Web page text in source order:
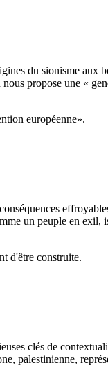
du sionisme
propose une «
un peuple en
clés de
palestinienne,